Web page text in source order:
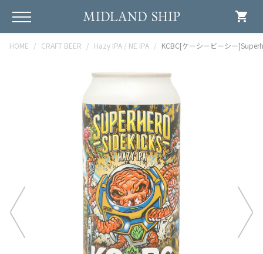
shopping_cart
HOME CRAFT BEER Hazy IPA / NE IPA KCBC[ケーシービーシー